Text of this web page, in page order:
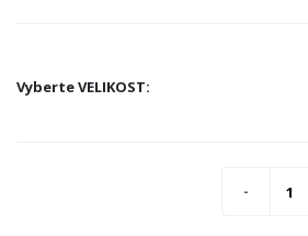
VyberteVELIKOST: